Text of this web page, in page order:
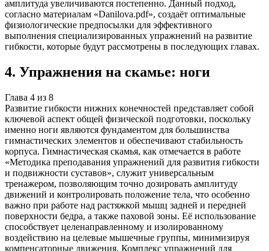
амплитуда увеличиваются постепенно. Данный подход,
согласно материалам «Danilova.pdf», создаёт оптимальные
физиологические предпосылки для эффективного
выполнения специализированных упражнений на развитие
гибкости, которые будут рассмотрены в последующих главах.
4. Упражнения на скамье: ноги
Глава 4 из 8
Развитие гибкости нижних конечностей представляет собой
ключевой аспект общей физической подготовки, поскольку
именно ноги являются фундаментом для большинства
гимнастических элементов и обеспечивают стабильность
корпуса. Гимнастическая скамья, как отмечается в работе
«Методика преподавания упражнений для развития гибкости
и подвижности суставов», служит универсальным
тренажером, позволяющим точно дозировать амплитуду
движений и контролировать положение тела, что особенно
важно при работе над растяжкой мышц задней и передней
поверхности бедра, а также паховой зоны. Её использование
способствует целенаправленному и изолированному
воздействию на целевые мышечные группы, минимизируя
компенсаторные движения. Комплекс упражнений для